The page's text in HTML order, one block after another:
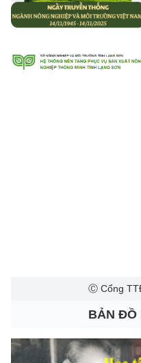
Ⓒ Cổng
BẢN ĐỒ